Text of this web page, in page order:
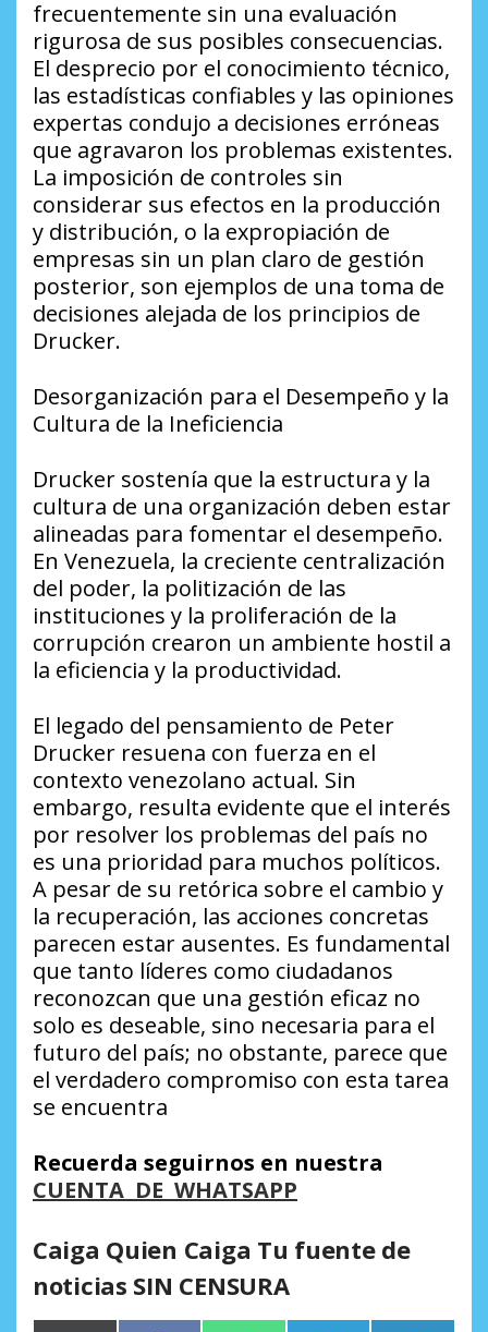
frecuentemente sin una evaluación
rigurosa de sus posibles consecuencias.
El desprecio por el conocimiento técnico,
las estadísticas confiables y las opiniones
expertas condujo a decisiones erróneas
que agravaron los problemas existentes.
La imposición de controles sin
considerar sus efectos en la producción
y distribución, o la expropiación de
empresas sin un plan claro de gestión
posterior, son ejemplos de una toma de
decisiones alejada de los principios de
Drucker.
Desorganización para el Desempeño y la
Cultura de la Ineficiencia
Drucker sostenía que la estructura y la
cultura de una organización deben estar
alineadas para fomentar el desempeño.
En Venezuela, la creciente centralización
del poder, la politización de las
instituciones y la proliferación de la
corrupción crearon un ambiente hostil a
la eficiencia y la productividad.
El legado del pensamiento de Peter
Drucker resuena con fuerza en el
contexto venezolano actual. Sin
embargo, resulta evidente que el interés
por resolver los problemas del país no
es una prioridad para muchos políticos.
A pesar de su retórica sobre el cambio y
la recuperación, las acciones concretas
parecen estar ausentes. Es fundamental
que tanto líderes como ciudadanos
reconozcan que una gestión eficaz no
solo es deseable, sino necesaria para el
futuro del país; no obstante, parece que
el verdadero compromiso con esta tarea
se encuentra
Recuerda seguirnos en nuestra
CUENTA DE WHATSAPP
Caiga Quien Caiga Tu fuente de
noticias SIN CENSURA